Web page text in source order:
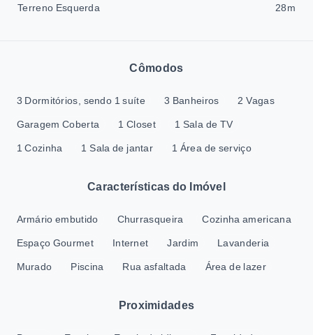
Cômodos
3 Dormitórios, sendo 1 suíte 3 Banheiros 2 Vagas
Garagem Coberta 1 Closet 1 Sala de TV
1 Cozinha 1 Sala de jantar 1 Área de serviço
Características do Imóvel
Armário embutido Churrasqueira Cozinha americana
Espaço Gourmet Internet Jardim Lavanderia
Murado Piscina Rua asfaltada Área de lazer
Proximidades
Terreno Esquerda 28m